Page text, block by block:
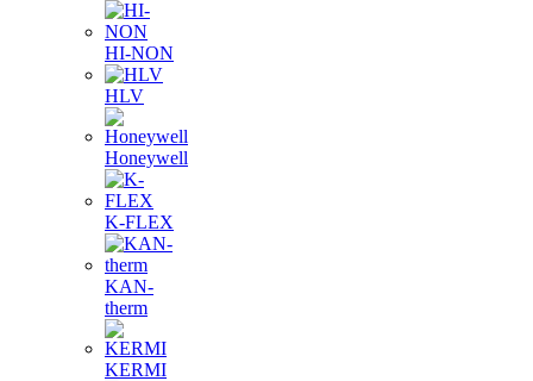
HI-NON
HLV
Honeywell
K-FLEX
KAN-
therm
KERMI